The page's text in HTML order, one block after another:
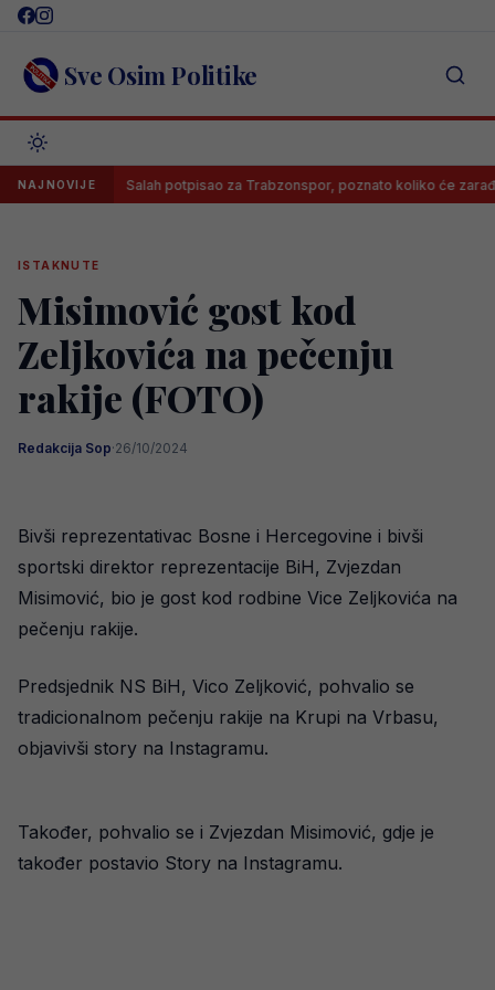
Skip
content Sve Osim Politike
NAJNOVIJESalah potpisao za Trabzonspor, poznato koliko će zarađivati
ISTAKNUTE
Misimović gost kod
Zeljkovića na pečenju
rakije (FOTO)
Redakcija Sop·26/10/2024
Bivši reprezentativac Bosne i Hercegovine i bivši
sportski direktor reprezentacije BiH, Zvjezdan
Misimović, bio je gost kod rodbine Vice Zeljkovića na
pečenju rakije.
Predsjednik NS BiH, Vico Zeljković, pohvalio se
tradicionalnom pečenju rakije na Krupi na Vrbasu,
objavivši story na Instagramu.
Također, pohvalio se i Zvjezdan Misimović, gdje je
također postavio Story na Instagramu.